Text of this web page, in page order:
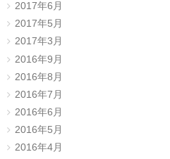
2017年6月
2017年5月
2017年3月
2016年9月
2016年8月
2016年7月
2016年6月
2016年5月
2016年4月